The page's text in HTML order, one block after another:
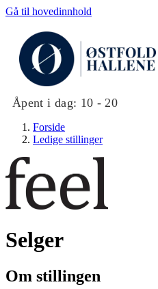
Gå til hovedinnhold
Åpent i dag: 10 - 20
Butikker
Helse
Aktiviteter
Forside
Ledige stillinger
Selger
Om stillingen